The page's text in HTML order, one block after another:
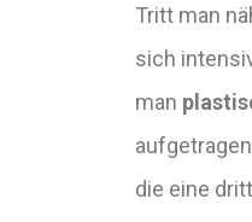
Tritt man
sich
man
die eine